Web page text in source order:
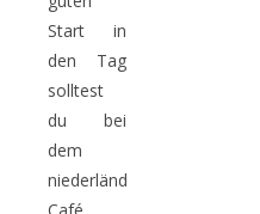
Start in
den Tag
solltest
du bei
dem
niederländischen